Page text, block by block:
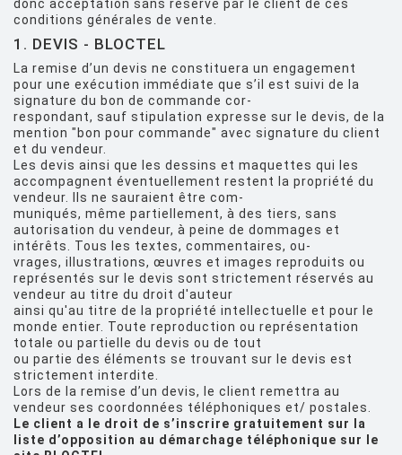
donc acceptation sans réserve par le client de ces
conditions générales de vente.
1. DEVIS - BLOCTEL
La remise d’un devis ne constituera un engagement
pour une exécution immédiate que s’il est suivi de la
signature du bon de commande cor-
respondant, sauf stipulation expresse sur le devis, de la
mention "bon pour commande" avec signature du client
et du vendeur.
Les devis ainsi que les dessins et maquettes qui les
accompagnent éventuellement restent la propriété du
vendeur. Ils ne sauraient être com-
muniqués, même partiellement, à des tiers, sans
autorisation du vendeur, à peine de dommages et
intérêts. Tous les textes, commentaires, ou-
vrages, illustrations, œuvres et images reproduits ou
représentés sur le devis sont strictement réservés au
vendeur au titre du droit d'auteur
ainsi qu'au titre de la propriété intellectuelle et pour le
monde entier. Toute reproduction ou représentation
totale ou partielle du devis ou de tout
ou partie des éléments se trouvant sur le devis est
strictement interdite.
Lors de la remise d’un devis, le client remettra au
vendeur ses coordonnées téléphoniques et/ postales.
Le client a le droit de s’inscrire gratuitement sur la
liste d’opposition au démarchage téléphonique sur le